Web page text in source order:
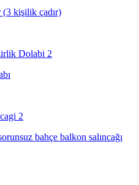
(3 kişilik çadır)
bahçe balkon salıncağı